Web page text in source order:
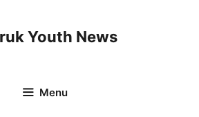
Youth News
Menu